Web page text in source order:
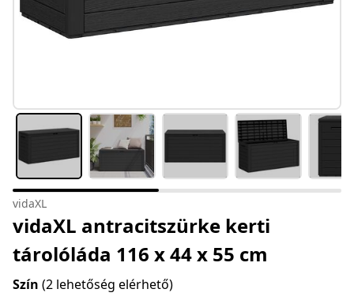
vidaXL
vidaXL antracitszürke kerti
tárolóláda 116 x 44 x 55 cm
Szín (2 lehetőség elérhető)